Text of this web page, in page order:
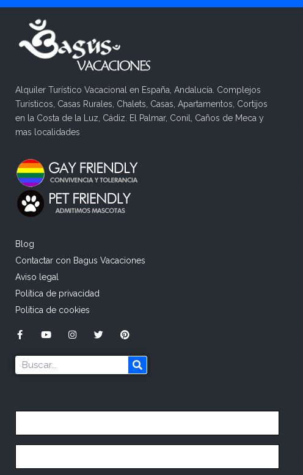
Alquiler Turístico Vacacional en España, Andalucía. Complejos
Turísticos, Casas Rurales, Chalets, Casas, Apartamentos, Cortijos
en la Costa de la Luz, Cádiz. El Palmar, Conil, Caños de Meca y
mas localidades
Blog
Contactar con Bagus Vacaciones
Aviso legal
Política de privacidad
Política de cookies